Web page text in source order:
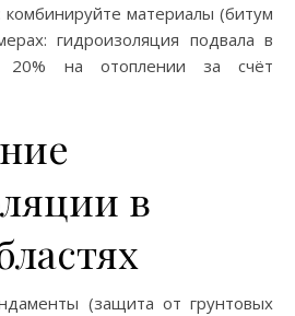
комбинируйте материалы (битум
гидроизоляция подвала в
20% на отоплении за счёт
в
(защита от грунтовых